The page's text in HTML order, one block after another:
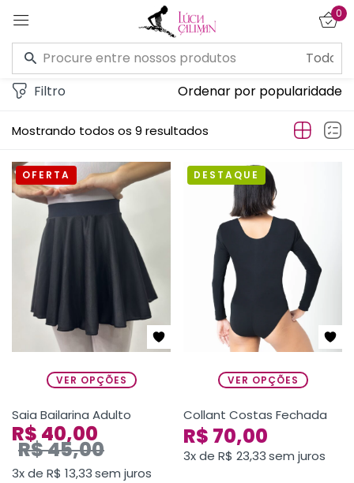
0
Mostrando todos os 9 resultados
Filtro Ordenar por popularidade
VER OPÇÕES
OFERTA
Saia Bailarina Adulto
R$40,00
R$45,00
3x de R$ 13,33sem juros
VER OPÇÕES
DESTAQUE
Collant Costas Fechada
R$ 70,00
3x de R$ 23,33sem juros
Entrar
Lembre de mim Esqueceu a senha?
CONECTE-SE
CRIAR UMA CONTA